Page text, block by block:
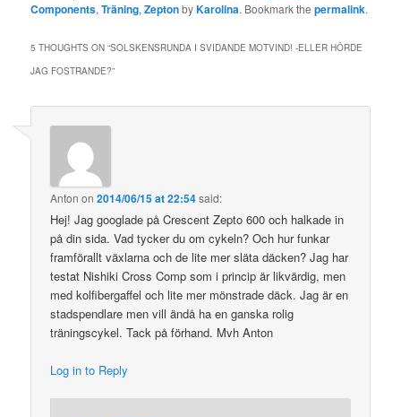
a
in
window)
in in
Components,Träning,ZeptonbyKarolina. Bookmark thepermalink.
5 THOUGHTS ON “SOLSKENSRUNDA I SVIDANDE MOTVIND! -ELLER HÖRDE
JAG FOSTRANDE?”
Anton on2014/06/15 at 22:54said:
Hej! Jag googlade på Crescent Zepto 600 och halkade in
på din sida. Vad tycker du om cykeln? Och hur funkar
framförallt växlarna och de lite mer släta däcken? Jag har
testat Nishiki Cross Comp som i princip är likvärdig, men
med kolfibergaffel och lite mer mönstrade däck. Jag är en
stadspendlare men vill ändå ha en ganska rolig
träningscykel. Tack på förhand. Mvh Anton
Log in to Reply